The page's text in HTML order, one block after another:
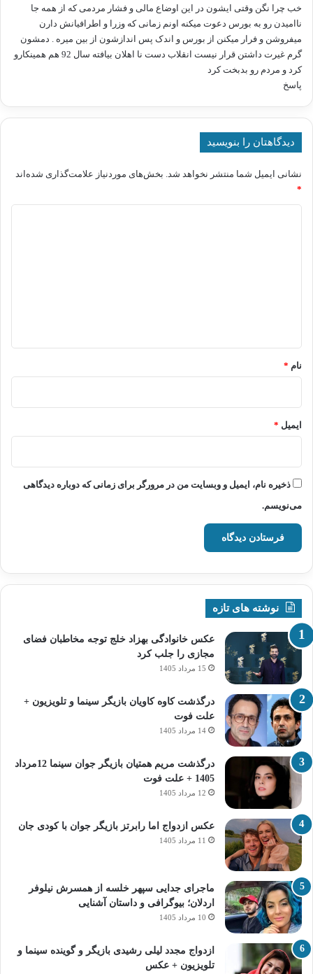
ت
:
خب چرا نگن وقتی ایشون در این اوضاع مالی و فشار مردمی که از همه جا
ناامیدن رو به بورس دعوت میکنه اونم زمانی که وزرا و اطرافیانش دارن
میفروشن و فرار میکنن از بورس و اندک پس اندازشون از بین میره . دمشون
گرم غیرت داشتن قرار نیست انقلاب دست نا اهلان بیافته سال 92 هم همینکارو
کرد و مردم رو بدبخت کرد
پاسخ
دیدگاهتان را بنویسید
نشانی ایمیل شما منتشر نخواهد شد. بخش‌های موردنیاز علامت‌گذاری شده‌اند
*
نام *
ایمیل *
ذخیره نام، ایمیل و وبسایت من در مرورگر برای زمانی که دوباره دیدگاهی
می‌نویسم.
نوشته های تازه
عکس خانوادگی بهزاد خلج توجه مخاطبان فضای
مجازی را جلب کرد
15 مرداد 1405
درگذشت کاوه کاویان بازیگر سینما و تلویزیون +
علت فوت
14 مرداد 1405
درگذشت مریم همتیان بازیگر جوان سینما 12مرداد
1405 + علت فوت
12 مرداد 1405
عکس ازدواج اما رابرتز بازیگر جوان با کودی جان
11 مرداد 1405
ماجرای جدایی سپهر خلسه از همسرش نیلوفر
اردلان؛ بیوگرافی و داستان آشنایی
10 مرداد 1405
ازدواج مجدد لیلی رشیدی بازیگر و گوینده سینما و
تلویزیون + عکس